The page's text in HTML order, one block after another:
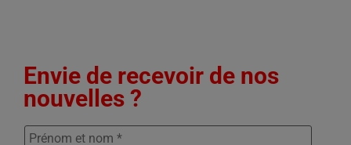
Envie de recevoir de nos
nouvelles ?